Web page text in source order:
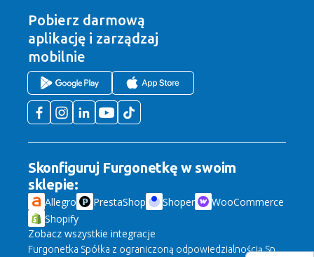
Pobierz darmową
aplikację i zarządzaj
mobilnie
Skonfiguruj Furgonetkę w swoim
sklepie:
Allegro PrestaShop Shoper
WooCommerce
Shopify
Zobacz wszystkie integracje
Furgonetka Spółka z ograniczoną odpowiedzialnością Sp.